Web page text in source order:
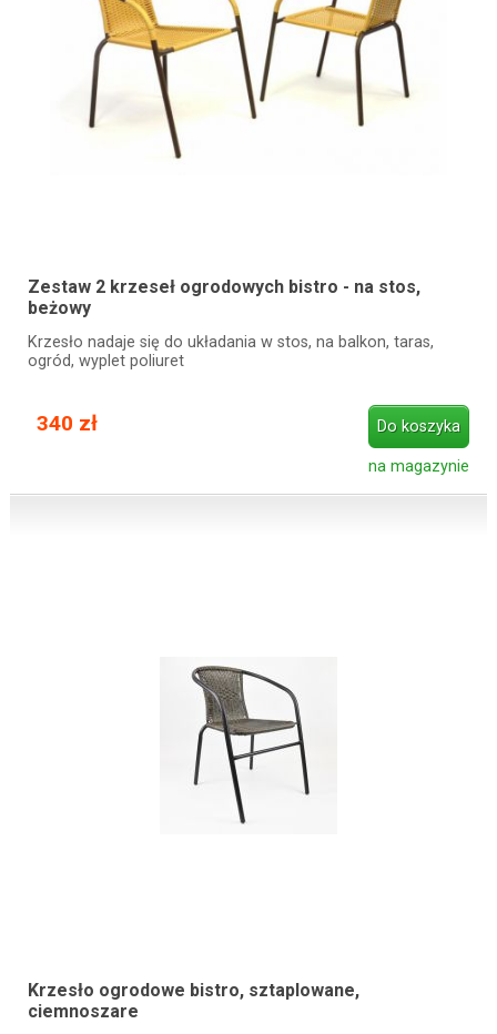
Zestaw 2 krzeseł ogrodowych bistro - na stos,
beżowy
Krzesło nadaje się do układania w stos, na balkon, taras,
ogród, wyplet poliuret
340 zł Do koszyka
na magazynie
Krzesło ogrodowe bistro, sztaplowane,
ciemnoszare